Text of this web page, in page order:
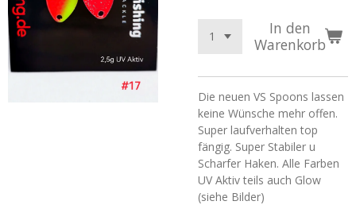
In den
Warenkorb
Die neuen VS Spoons lassen
keine Wünsche mehr offen.
Super laufverhalten top
fängig. Super Stabiler u
Scharfer Haken. Alle Farben
UV Aktiv teils auch Glow
(siehe Bilder)